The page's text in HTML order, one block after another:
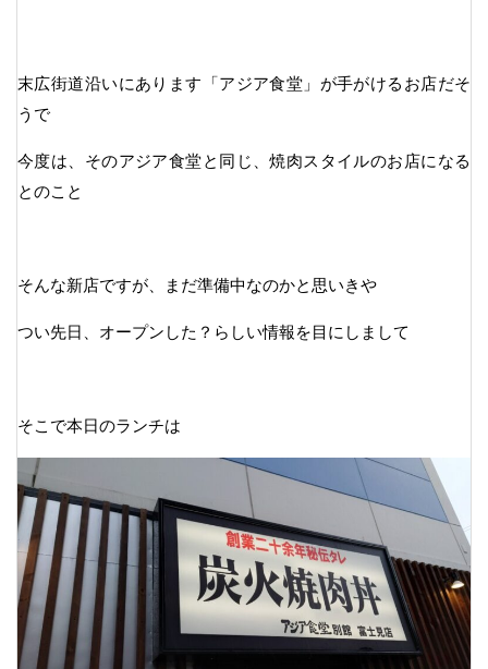
末広街道沿いにあります「アジア食堂」が手がけるお店だそ
うで
今度は、そのアジア食堂と同じ、焼肉スタイルのお店になる
とのこと
そんな新店ですが、まだ準備中なのかと思いきや
つい先日、オープンした？らしい情報を目にしまして
そこで本日のランチは